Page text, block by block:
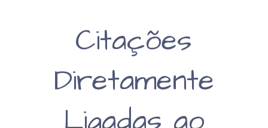
Citações
Diretamente